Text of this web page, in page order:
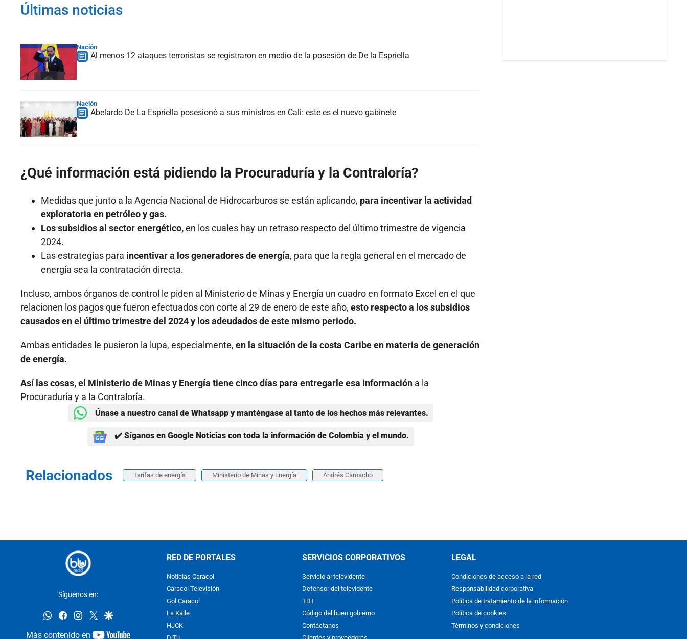
Últimas noticias
Nación
Al menos 12 ataques terroristas se registraron en medio de la posesión de De la Espriella
Nación
Abelardo De La Espriella posesionó a sus ministros en Cali: este es el nuevo gabinete
¿Qué información está pidiendo la Procuraduría y la Contraloría?
Medidas que junto a la Agencia Nacional de Hidrocarburos se están aplicando, para incentivar la actividad
exploratoria en petróleo y gas.
Los subsidios al sector energético,en los cuales hay un retraso respecto del último trimestre de vigencia
2024.
Las estrategias para incentivar a los generadores de energía, para que la regla general en el mercado de
energía sea la contratación directa.
Incluso, ambos órganos de control le piden al Ministerio de Minas y Energía un cuadro en formato Excel en el que
relacionen los pagos que fueron efectuados con corte al 29 de enero de este año, esto respecto a los subsidios
causados en el último trimestre del 2024 y los adeudados de este mismo periodo.
Ambas entidades le pusieron la lupa, especialmente, en la situación de la costa Caribe en materia de generación
de energía.
Así las cosas, el Ministerio de Minas y Energía tiene cinco días para entregarle esa información a la
Procuraduría y a la Contraloría.
Únase a nuestro canal de Whatsapp y manténgase al tanto de los hechos más relevantes.
✔️ Síganos en Google Noticias con toda la información de Colombia y el mundo.
Relacionados Tarifas de energía Ministerio de Minas y Energía Andrés Camacho
Síguenos en:
whatsappfacebookinstagram
twittergoogle
Más contenido en
youtube-
RED DE PORTALES
Noticias Caracol
Caracol Televisión
Gol Caracol
La Kalle
HJCK
SERVICIOS CORPORATIVOS
Servicio al televidente
Defensor del televidente
TDT
Código del buen gobierno
Contáctanos
LEGAL
Condiciones de acceso a la red
Responsabilidad corporativa
Política de tratamiento de la información
Política de cookies
Términos y condiciones